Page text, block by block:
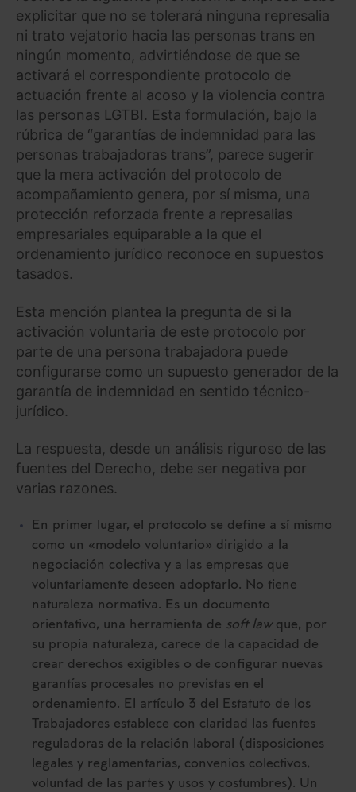
explicitar que no se tolerará ninguna represalia
ni trato vejatorio hacia las personas trans en
ningún momento, advirtiéndose de que se
activará el correspondiente protocolo de
actuación frente al acoso y la violencia contra
las personas LGTBI. Esta formulación, bajo la
rúbrica de “garantías de indemnidad para las
personas trabajadoras trans”, parece sugerir
que la mera activación del protocolo de
acompañamiento genera, por sí misma, una
protección reforzada frente a represalias
empresariales equiparable a la que el
ordenamiento jurídico reconoce en supuestos
tasados.
Esta mención plantea la pregunta de si la
activación voluntaria de este protocolo por
parte de una persona trabajadora puede
configurarse como un supuesto generador de la
garantía de indemnidad en sentido técnico-
jurídico.
La respuesta, desde un análisis riguroso de las
fuentes del Derecho, debe ser negativa por
varias razones.
En primer lugar, el protocolo se define a sí mismo
como un «modelo voluntario» dirigido a la
negociación colectiva y a las empresas que
voluntariamente deseen adoptarlo. No tiene
naturaleza normativa. Es un documento
orientativo, una herramienta de soft lawque, por
su propia naturaleza, carece de la capacidad de
crear derechos exigibles o de configurar nuevas
garantías procesales no previstas en el
ordenamiento. El artículo 3 del Estatuto de los
Trabajadores establece con claridad las fuentes
reguladoras de la relación laboral (disposiciones
legales y reglamentarias, convenios colectivos,
voluntad de las partes y usos y costumbres). Un